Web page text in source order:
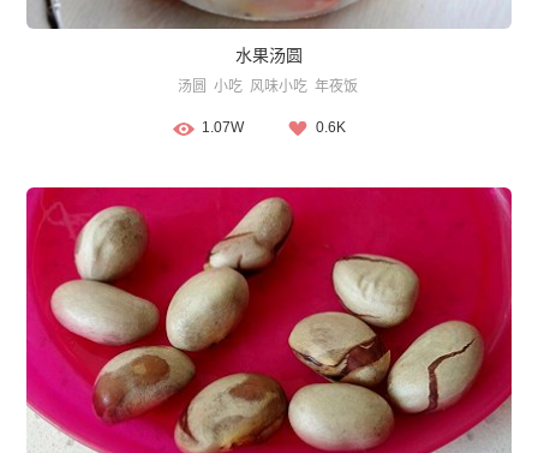
水果汤圆
汤圆 小吃 风味小吃 年夜饭
1.07W 0.6K